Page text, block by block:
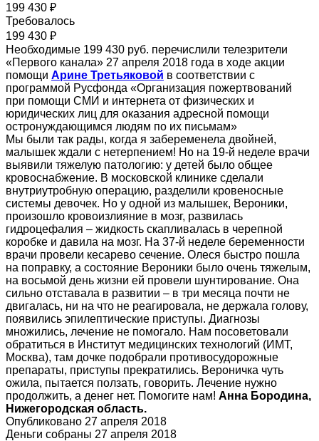
199 430 ₽
Требовалось
199 430 ₽
Необходимые 199 430 руб. перечислили телезрители
«Первого канала» 27 апреля 2018 года в ходе акции
помощи Арине Третьяковой в соответствии с
программой Русфонда «Организация пожертвований
при помощи СМИ и интернета от физических и
юридических лиц для оказания адресной помощи
остронуждающимся людям по их письмам»
Мы были так рады, когда я забеременела двойней,
малышек ждали с нетерпением! Но на 19-й неделе врачи
выявили тяжелую патологию: у детей было общее
кровоснабжение. В московской клинике сделали
внутриутробную операцию, разделили кровеносные
системы девочек. Но у одной из малышек, Вероники,
произошло кровоизлияние в мозг, развилась
гидроцефалия – жидкость скапливалась в черепной
коробке и давила на мозг. На 37-й неделе беременности
врачи провели кесарево сечение. Олеся быстро пошла
на поправку, а состояние Вероники было очень тяжелым,
на восьмой день жизни ей провели шунтирование. Она
сильно отставала в развитии – в три месяца почти не
двигалась, ни на что не реагировала, не держала голову,
появились эпилептические приступы. Диагнозы
множились, лечение не помогало. Нам посоветовали
обратиться в Институт медицинских технологий (ИМТ,
Москва), там дочке подобрали противосудорожные
препараты, приступы прекратились. Вероничка чуть
ожила, пытается ползать, говорить. Лечение нужно
продолжить, а денег нет. Помогите нам! Анна Бородина,
Нижегородская область.
Опубликовано 27 апреля 2018
Деньги собраны 27 апреля 2018